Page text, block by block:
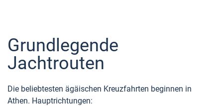
Grundlegende
Jachtrouten
Die beliebtesten ägäischen Kreuzfahrten beginnen in
Athen. Hauptrichtungen: